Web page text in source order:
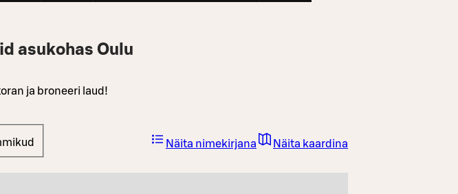
asukohas Oulu
ja broneeri laud!
Näita nimekirjana Näita kaardina